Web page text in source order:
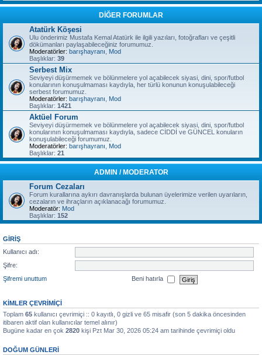
DİĞER FORUMLAR
Atatürk Köşesi
Ulu önderimiz Mustafa Kemal Atatürk ile ilgili yazıları, fotoğrafları ve çeşitli
dökümanları paylaşabileceğiniz forumumuz.
Moderatörler: barışhayranı
Mod
Başlıklar: 39
Serbest Mix
Seviyeyi düşürmemek ve bölünmelere yol açabilecek siyasi, dini, spor/futbol
konularının konuşulmaması kaydıyla, her türlü konunun konuşulabileceği
serbest forumumuz.
Moderatörler: barışhayranı
Mod
Başlıklar: 1421
Aktüel Forum
Seviyeyi düşürmemek ve bölünmelere yol açabilecek siyasi, dini, spor/futbol
konularının konuşulmaması kaydıyla, sadece CİDDİ ve GÜNCEL konuların
konuşulabileceği forumumuz.
Moderatörler: barışhayranı
Mod
Başlıklar: 21
ADMIN / MODERATOR
Forum Cezaları
Forum kurallarına aykırı davranışlarda bulunan üyelerimize verilen uyarıların,
cezaların ve ihraçların açıklanacağı forumumuz.
Moderatör: Mod
Başlıklar: 152
GIRIŞ
Kullanıcı adı:
Şifre:
Şifremi unuttum
Beni hatırla
KIMLER ÇEVRIMIÇI
Toplam 65 kullanıcı çevrimiçi :: 0 kayıtlı, 0 gizli ve 65 misafir (son 5 dakika öncesinden
itibaren aktif olan kullanıcılar temel alınır)
Bugüne kadar en çok 2820 kişi Pzt Mar 30, 2026 05:24 am tarihinde çevrimiçi oldu
DOĞUM GÜNLERI